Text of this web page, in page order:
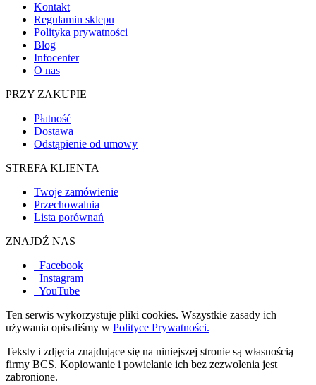
Kontakt
Regulamin sklepu
Polityka prywatności
Blog
Infocenter
O nas
PRZY ZAKUPIE
Płatność
Dostawa
Odstąpienie od umowy
STREFA KLIENTA
Twoje zamówienie
Przechowalnia
Lista porównań
ZNAJDŹ NAS
Facebook
Instagram
YouTube
Ten serwis wykorzystuje pliki cookies. Wszystkie zasady ich
używania opisaliśmy w Polityce Prywatności.
Teksty i zdjęcia znajdujące się na niniejszej stronie są własnością
firmy BCS. Kopiowanie i powielanie ich bez zezwolenia jest
zabronione.